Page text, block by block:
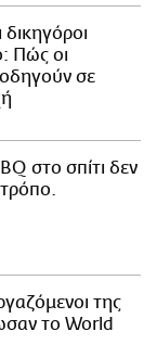
Πώς οι
σε
στο σπίτι δεν
της
το World